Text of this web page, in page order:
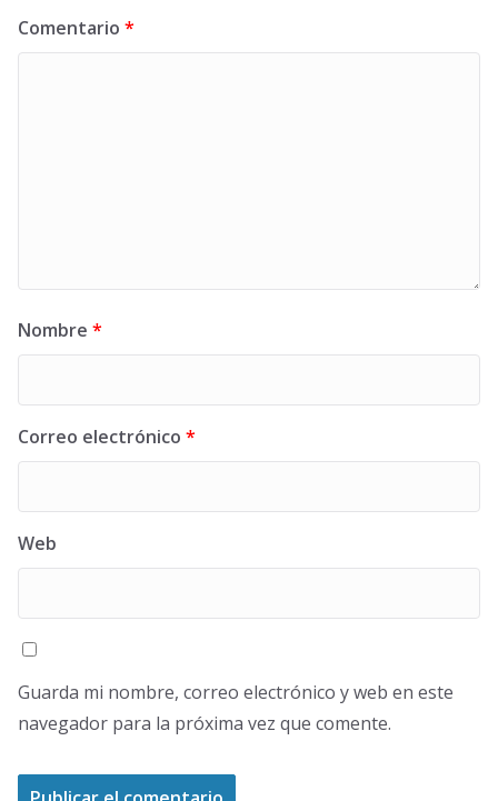
Comentario *
Nombre *
Correo electrónico *
Web
Guarda mi nombre, correo electrónico y web en este
navegador para la próxima vez que comente.